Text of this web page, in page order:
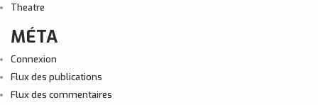
Theatre
MÉTA
Connexion
Flux des publications
Flux des commentaires